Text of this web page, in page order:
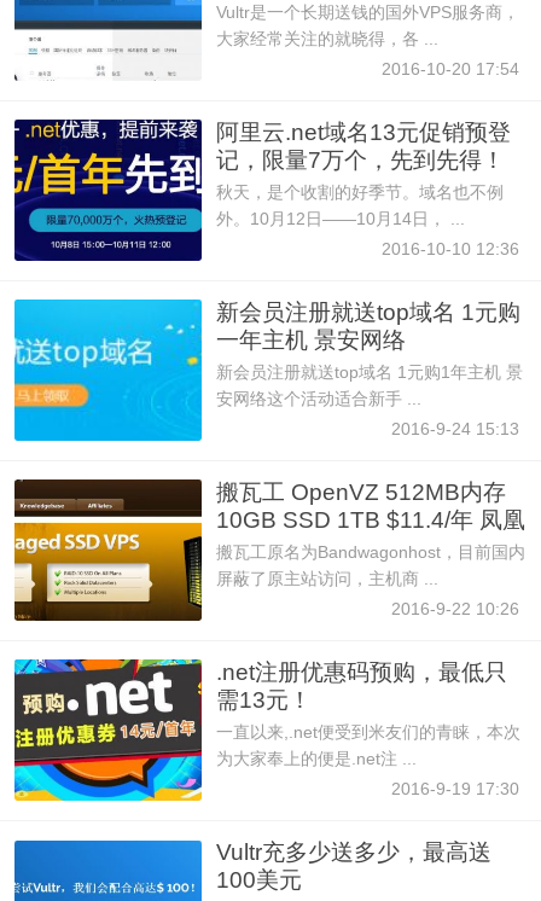
Vultr是一个长期送钱的国外VPS服务商，
大家经常关注的就晓得，各 ...
2016-10-20 17:54
阿里云.net域名13元促销预登
记，限量7万个，先到先得！
秋天，是个收割的好季节。域名也不例
外。10月12日——10月14日， ...
2016-10-10 12:36
新会员注册就送top域名 1元购
一年主机 景安网络
新会员注册就送top域名 1元购1年主机 景
安网络这个活动适合新手 ...
2016-9-24 15:13
搬瓦工 OpenVZ 512MB内存
10GB SSD 1TB $11.4/年 凤凰
城
搬瓦工原名为Bandwagonhost，目前国内
屏蔽了原主站访问，主机商 ...
2016-9-22 10:26
.net注册优惠码预购，最低只
需13元！
一直以来,.net便受到米友们的青睐，本次
为大家奉上的便是.net注 ...
2016-9-19 17:30
Vultr充多少送多少，最高送
100美元